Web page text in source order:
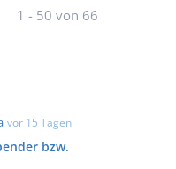
1 - 50 von 66
vor 15 Tagen
bzw.